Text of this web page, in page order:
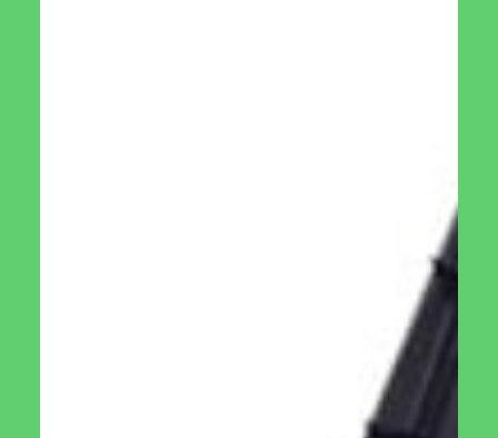
ראשית הוא שקוף ולכן מאפשר לנו לראות את הציפורים במלוא
הדרם בכל מצב וגם מאפשר לציפורים לראות את אויביהן ובכך
לברוך כשדרוש.
מותאם לציפורים קטנות
מתקן האכלה זה בנוי באופן כזה המאפשר רק לציפורים קטנות
להנות מן הזרעים ובכך מונע מיונים, עורבים וציפורים גדולות אחרות
להשתמש במתקן זה.